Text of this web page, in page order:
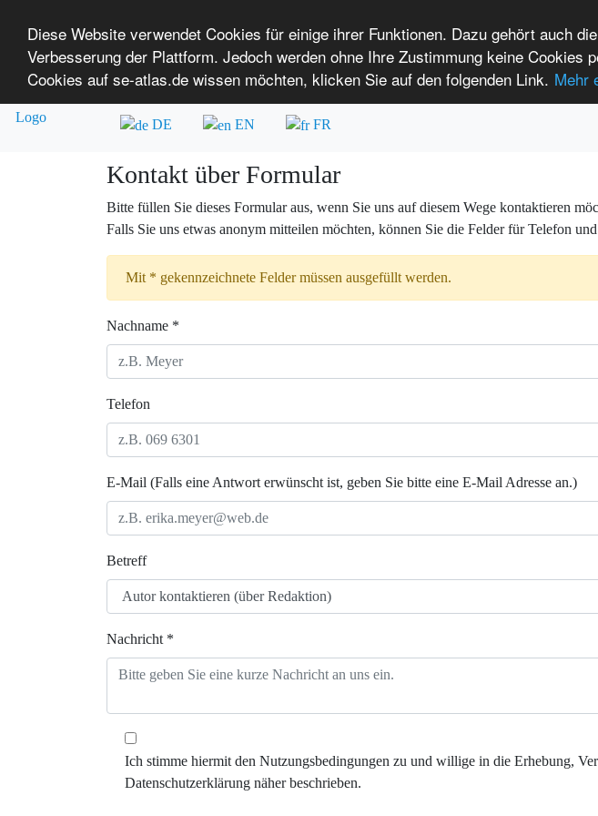
Diese Website verwendet Cookies für einige ihrer Funktionen. Dazu gehört auch
Verbesserung der Plattform. Jedoch werden ohne Ihre Zustimmung keine Cookies
Cookies auf se-atlas.de wissen möchten, klicken Sie auf den folgenden Link. Mehr
SE-ATLAS
Versorgungsatlas für Menschen mit seltenen
Überblick über Einrichtungen Über uns Anmelden Leichte
DE EN FR
Kontakt über Formular
Bitte füllen Sie dieses Formular aus, wenn Sie uns auf diesem Wege kontaktieren
Falls Sie uns etwas anonym mitteilen möchten, können Sie die Felder für Telefon
Mit * gekennzeichnete Felder müssen ausgefüllt werden.
Nachname *
Telefon
E-Mail (Falls eine Antwort erwünscht ist, geben Sie bitte eine E-Mail Adresse an.)
Betreff
Nachricht *
Ich stimme hiermit den Nutzungsbedingungen zu und willige in die Erhebung,
Datenschutzerklärung näher beschrieben.